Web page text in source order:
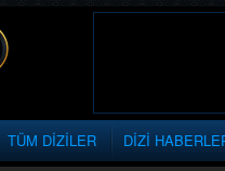
TÜM DİZİLER DİZİ